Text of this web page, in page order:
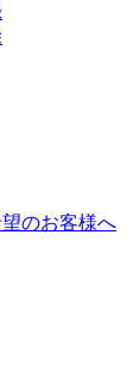
のお客様へ